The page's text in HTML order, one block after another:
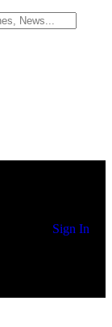
Sign In